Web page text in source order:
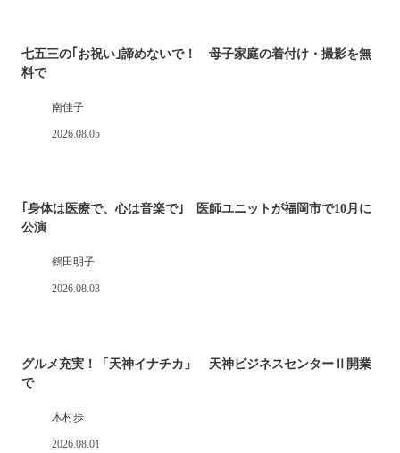
七五三の｢お祝い｣諦めないで！ 母子家庭の着付け・撮影を無
料で
南佳子
2026.08.05
｢身体は医療で、心は音楽で｣ 医師ユニットが福岡市で10月に
公演
鶴田明子
2026.08.03
グルメ充実！「天神イナチカ」 天神ビジネスセンターⅡ開業
で
木村歩
2026.08.01